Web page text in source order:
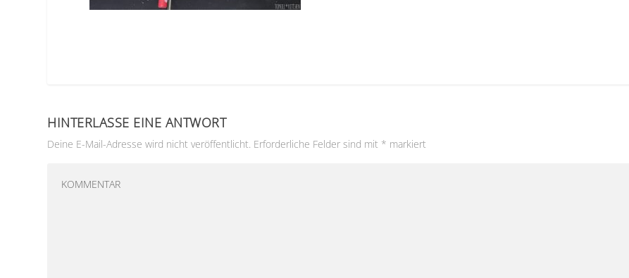
HINTERLASSE EINE ANTWORT
Deine E-Mail-Adresse wird nicht veröffentlicht. Erforderliche Felder sind mit * markiert